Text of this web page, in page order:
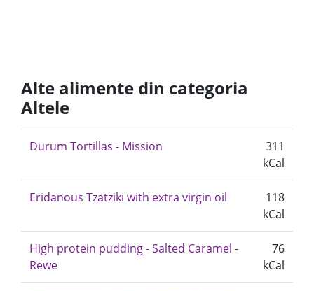
Alte alimente din categoria
Altele
Durum Tortillas - Mission
311
kCal
Eridanous Tzatziki with extra virgin oil
118
kCal
High protein pudding - Salted Caramel -
Rewe
76
kCal